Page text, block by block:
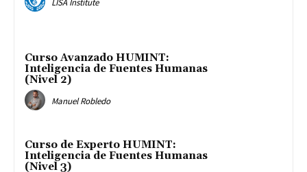
LISA Institute
Curso Avanzado HUMINT:
Inteligencia de Fuentes Humanas
(Nivel 2)
Manuel Robledo
Curso de Experto HUMINT:
Inteligencia de Fuentes Humanas
(Nivel 3)